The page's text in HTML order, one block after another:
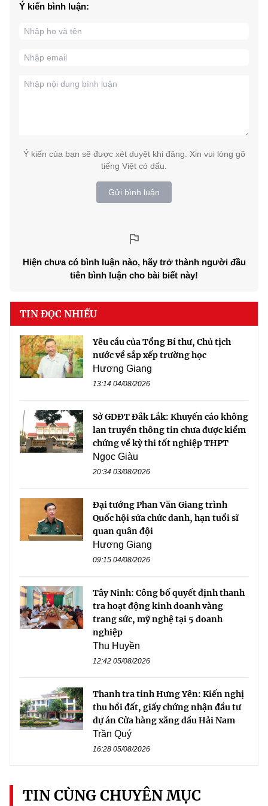
Ý kiến bình luận:
Ý kiến của bạn sẽ được xét duyệt khi đăng. Xin vui lòng gõ
tiếng Việt có dấu.
Gửi bình luận
Hiện chưa có bình luận nào, hãy trở thành người đầu
tiên bình luận cho bài biết này!
TIN ĐỌC NHIỀU
Yêu cầu của Tổng Bí thư, Chủ tịch
nước về sắp xếp trường học
Hương Giang
13:14 04/08/2026
Sở GDĐT Đắk Lắk: Khuyến cáo không
lan truyền thông tin chưa được kiểm
chứng về kỳ thi tốt nghiệp THPT
Ngọc Giàu
20:34 03/08/2026
Đại tướng Phan Văn Giang trình
Quốc hội sửa chức danh, hạn tuổi sĩ
quan quân đội
Hương Giang
09:15 04/08/2026
Tây Ninh: Công bố quyết định thanh
tra hoạt động kinh doanh vàng
trang sức, mỹ nghệ tại 5 doanh
nghiệp
Thu Huyền
12:42 05/08/2026
Thanh tra tỉnh Hưng Yên: Kiến nghị
thu hồi đất, giấy chứng nhận đầu tư
dự án Cửa hàng xăng dầu Hải Nam
Trần Quý
16:28 05/08/2026
TIN CÙNG CHUYÊN MỤC